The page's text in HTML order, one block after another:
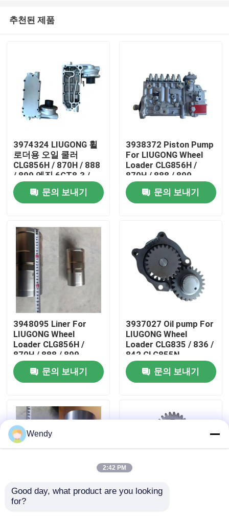
제품
화면
우리에 대하여
공장 여행
품질 관리
연락주세요
뉴스
추천된 제품
3974324 LIUGONG 휠
로더용 오일 쿨러
CLG856H / 870H / 888
/ 899 엔진 6CT8.3 /
6CTA8.3 ISL9 / QSL9
문의 보내기
3938372 Piston Pump
For LIUGONG Wheel
Loader CLG856H /
870H / 888 / 899
Excavator 925D /
930D / 936D Engine
6D114 QSC8.3
문의 보내기
3948095 Liner For
LIUGONG Wheel
Loader CLG856H /
870H / 888 / 899
Excavator 939E/945E
Engine 6CT8.3 /
6CTA8.3 / 6CTAA8.3
문의 보내기
3937027 Oil pump For
LIUGONG Wheel
Loader CLG835 / 836 /
842 CLG855N
Excavator 908C /
910E / 915D Engine
QSB3.9 / ISB4.5
문의 보내기
3904166 Liner For
Wendy
2:42 PM
Good day, what product are you looking
for?